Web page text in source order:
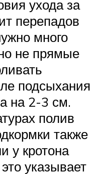
ухода за
перепадов
много
не прямые
подсыхания
на 2-3 см.
полив
также
у кротона
указывает